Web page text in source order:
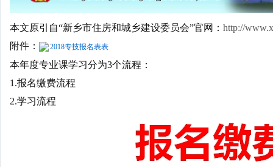
本文原引自“新乡市住房和城乡建设委员会”官网： http://
附件：
2018专技报名表表
本年度专业课学习分为3个流程：
1.报名缴费流程
2.学习流程